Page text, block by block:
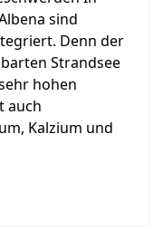
sind
Denn der
Strandsee
hohen
auch
Kalzium und